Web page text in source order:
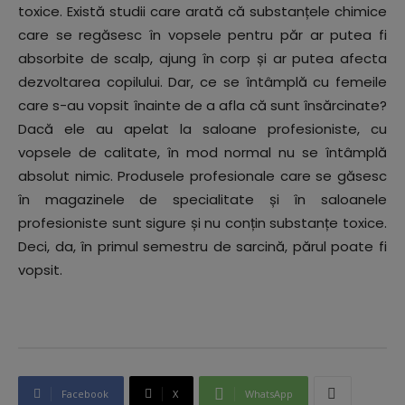
toxice. Există studii care arată că substanțele chimice
care se regăsesc în vopsele pentru păr ar putea fi
absorbite de scalp, ajung în corp și ar putea afecta
dezvoltarea copilului. Dar, ce se întâmplă cu femeile
care s-au vopsit înainte de a afla că sunt însărcinate?
Dacă ele au apelat la saloane profesioniste, cu
vopsele de calitate, în mod normal nu se întâmplă
absolut nimic. Produsele profesionale care se găsesc
în magazinele de specialitate și în saloanele
profesioniste sunt sigure și nu conțin substanțe toxice.
Deci, da, în primul semestru de sarcină, părul poate fi
vopsit.
Facebook X WhatsApp